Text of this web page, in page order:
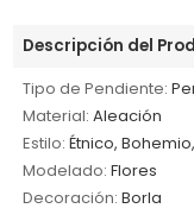
Descripción del
Tipo de Pendiente:
Material: Aleación
Estilo: Étnico,
Modelado: Flores
Decoración: Borla